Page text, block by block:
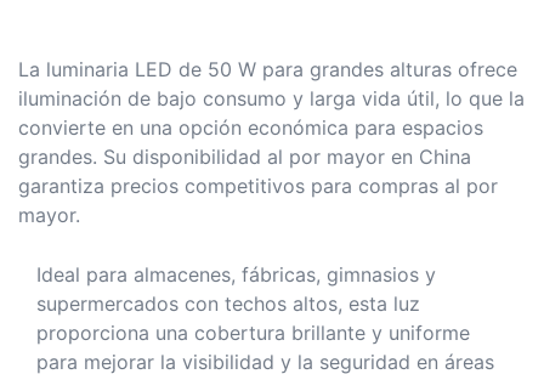
La luminaria LED de 50 W para grandes alturas ofrece
iluminación de bajo consumo y larga vida útil, lo que la
convierte en una opción económica para espacios
grandes. Su disponibilidad al por mayor en China
garantiza precios competitivos para compras al por
mayor.
Ideal para almacenes, fábricas, gimnasios y
supermercados con techos altos, esta luz
proporciona una cobertura brillante y uniforme
para mejorar la visibilidad y la seguridad en áreas